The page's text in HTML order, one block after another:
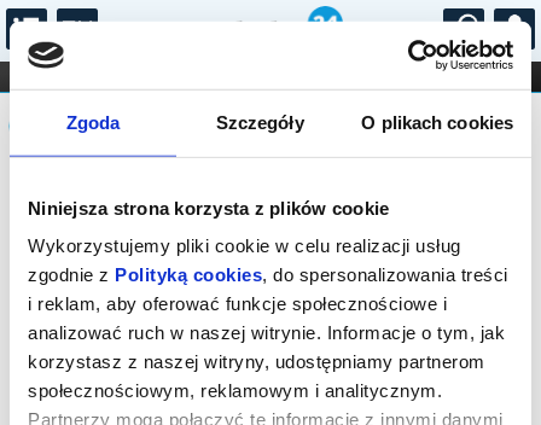
Zgoda Szczegóły O plikach cookies
Niniejsza strona korzysta z plików cookie
Wykorzystujemy pliki cookie w celu realizacji usług
zgodnie z Polityką cookies, do spersonalizowania treści
i reklam, aby oferować funkcje społecznościowe i
analizować ruch w naszej witrynie. Informacje o tym, jak
korzystasz z naszej witryny, udostępniamy partnerom
społecznościowym, reklamowym i analitycznym.
Partnerzy mogą połączyć te informacje z innymi danymi
...
FILHARMONIA OPERA I BALET
STAND-UP
DLA DZIECI
Komunikat
Sprzedaż biletów on-line na wydarzenie
została zakończona.